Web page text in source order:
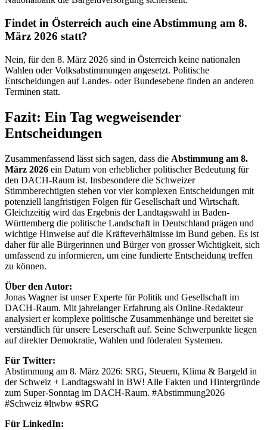
Findet in Österreich auch eine Abstimmung am 8.
März 2026 statt?
Nein, für den 8. März 2026 sind in Österreich keine nationalen
Wahlen oder Volksabstimmungen angesetzt. Politische
Entscheidungen auf Landes- oder Bundesebene finden an anderen
Terminen statt.
Fazit: Ein Tag wegweisender
Entscheidungen
Zusammenfassend lässt sich sagen, dass die Abstimmung am 8.
März 2026 ein Datum von erheblicher politischer Bedeutung für
den DACH-Raum ist. Insbesondere die Schweizer
Stimmberechtigten stehen vor vier komplexen Entscheidungen mit
potenziell langfristigen Folgen für Gesellschaft und Wirtschaft.
Gleichzeitig wird das Ergebnis der Landtagswahl in Baden-
Württemberg die politische Landschaft in Deutschland prägen und
wichtige Hinweise auf die Kräfteverhältnisse im Bund geben. Es ist
daher für alle Bürgerinnen und Bürger von grosser Wichtigkeit, sich
umfassend zu informieren, um eine fundierte Entscheidung treffen
zu können.
Über den Autor:
Jonas Wagner ist unser Experte für Politik und Gesellschaft im
DACH-Raum. Mit jahrelanger Erfahrung als Online-Redakteur
analysiert er komplexe politische Zusammenhänge und bereitet sie
verständlich für unsere Leserschaft auf. Seine Schwerpunkte liegen
auf direkter Demokratie, Wahlen und föderalen Systemen.
Für Twitter:
Abstimmung am 8. März 2026: SRG, Steuern, Klima & Bargeld in
der Schweiz + Landtagswahl in BW! Alle Fakten und Hintergründe
zum Super-Sonntag im DACH-Raum. #Abstimmung2026
#Schweiz #ltwbw #SRG
Für LinkedIn: